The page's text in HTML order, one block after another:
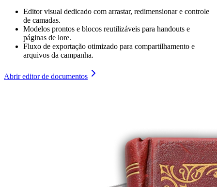
Editor visual dedicado com arrastar, redimensionar e controle
de camadas.
Modelos prontos e blocos reutilizáveis para handouts e
páginas de lore.
Fluxo de exportação otimizado para compartilhamento e
arquivos da campanha.
Abrir editor de documentos